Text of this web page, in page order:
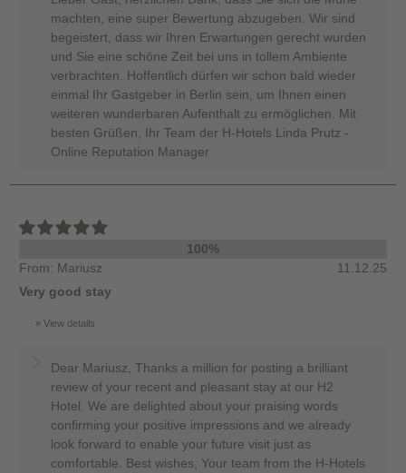
machten, eine super Bewertung abzugeben. Wir sind
begeistert, dass wir Ihren Erwartungen gerecht wurden
und Sie eine schöne Zeit bei uns in tollem Ambiente
verbrachten. Hoffentlich dürfen wir schon bald wieder
einmal Ihr Gastgeber in Berlin sein, um Ihnen einen
weiteren wunderbaren Aufenthalt zu ermöglichen. Mit
besten Grüßen, Ihr Team der H-Hotels Linda Prutz -
Online Reputation Manager
100%
From: Mariusz
11.12.25
Very good stay
View details
Dear Mariusz, Thanks a million for posting a brilliant
review of your recent and pleasant stay at our H2
Hotel. We are delighted about your praising words
confirming your positive impressions and we already
look forward to enable your future visit just as
comfortable. Best wishes, Your team from the H-Hotels